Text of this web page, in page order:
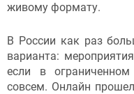
живому формату.
В России как раз
варианта:
если в
совсем. Онлайн